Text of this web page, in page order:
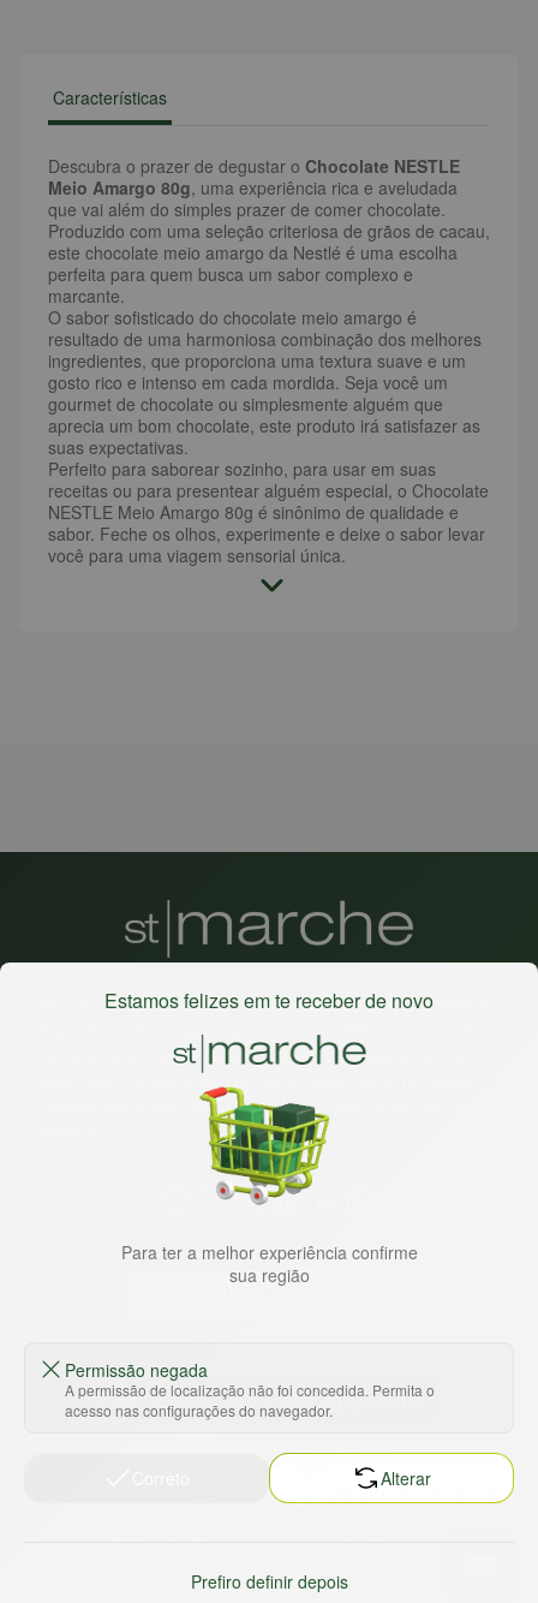
Características
Descubra o prazer de degustar o Chocolate NESTLE
Meio Amargo 80g, uma experiência rica e aveludada
que vai além do simples prazer de comer chocolate.
Produzido com uma seleção criteriosa de grãos de cacau,
este chocolate meio amargo da Nestlé é uma escolha
perfeita para quem busca um sabor complexo e
marcante.
O sabor sofisticado do chocolate meio amargo é
resultado de uma harmoniosa combinação dos melhores
ingredientes, que proporciona uma textura suave e um
gosto rico e intenso em cada mordida. Seja você um
gourmet de chocolate ou simplesmente alguém que
aprecia um bom chocolate, este produto irá satisfazer as
suas expectativas.
Perfeito para saborear sozinho, para usar em suas
receitas ou para presentear alguém especial, o Chocolate
NESTLE Meio Amargo 80g é sinônimo de qualidade e
sabor. Feche os olhos, experimente e deixe o sabor levar
você para uma viagem sensorial única.
Há mais de 22 anos, o St. Marche busca oferecer a melhor
experiência de compras, a preços competitivos, pra você
comprar tudo o que precisa para seu dia a dia em um só
lugar. Além da loja online temos 31 lojas físicas na capital,
Grande São Paulo, litoral e interior de São Paulo. Vem ser
HORTUS COMERCIO DE ALIMENTOS S.A
CNPJ: 09.000.493/0002-15
Termos de serviço
Estamos felizes em te receber de novo
Para ter a melhor experiência confirme
sua região
Permissão negada
A permissão de localização não foi concedida. Permita o
acesso nas configurações do navegador.
Alterar
Prefiro definir depois